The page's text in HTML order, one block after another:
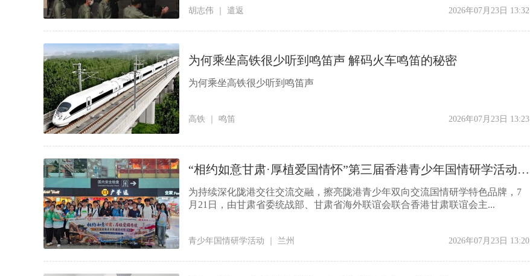
胡志伟 遣返 2026年07月23日 13:32
为何乘坐高铁很少听到鸣笛声 解码火车鸣笛的秘密
为何乘坐高铁很少听到鸣笛声
高铁 鸣笛 2026年07月23日 13:23
“相约如意甘肃·厚植爱国情怀”第三届香港青少年国情研学活动在
兰州启动
为持续深化陇港交往交流交融，擦亮陇港青少年双向交流国情研学特色品牌，7
月21日，由甘肃省委统战部、甘肃省海外联谊会联合香港甘肃联谊会主...
青少年国情研学活动 兰州 2026年07月23日 13:20